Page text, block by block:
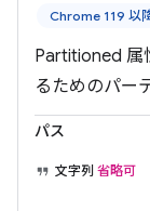
Chrome 119 以
Partitioned 属
るためのパー
パス
文字列 省略可